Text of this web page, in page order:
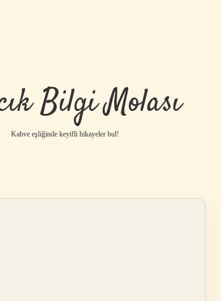
Bilgi Molası
Kahve eşliğinde keyifli hikayeler bul!